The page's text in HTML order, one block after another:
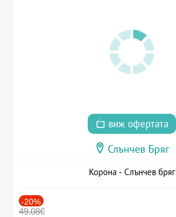
виж офертата
Слънчев Бряг
Корона - Слънчев бряг
-20%
49.08€